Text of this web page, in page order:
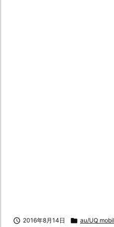
 2016年8月14日  au/UQ